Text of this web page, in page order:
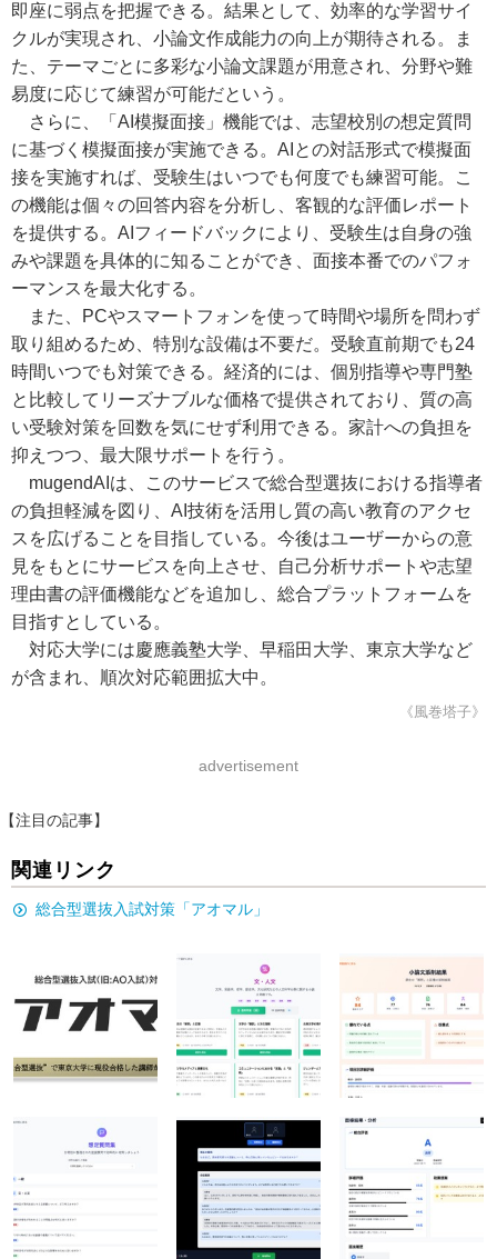
即座に弱点を把握できる。結果として、効率的な学習サイ
クルが実現され、小論文作成能力の向上が期待される。ま
た、テーマごとに多彩な小論文課題が用意され、分野や難
易度に応じて練習が可能だという。
さらに、「AI模擬面接」機能では、志望校別の想定質問
に基づく模擬面接が実施できる。AIとの対話形式で模擬面
接を実施すれば、受験生はいつでも何度でも練習可能。こ
の機能は個々の回答内容を分析し、客観的な評価レポート
を提供する。AIフィードバックにより、受験生は自身の強
みや課題を具体的に知ることができ、面接本番でのパフォ
ーマンスを最大化する。
また、PCやスマートフォンを使って時間や場所を問わず
取り組めるため、特別な設備は不要だ。受験直前期でも24
時間いつでも対策できる。経済的には、個別指導や専門塾
と比較してリーズナブルな価格で提供されており、質の高
い受験対策を回数を気にせず利用できる。家計への負担を
抑えつつ、最大限サポートを行う。
mugendAIは、このサービスで総合型選抜における指導者
の負担軽減を図り、AI技術を活用し質の高い教育のアクセ
スを広げることを目指している。今後はユーザーからの意
見をもとにサービスを向上させ、自己分析サポートや志望
理由書の評価機能などを追加し、総合プラットフォームを
目指すとしている。
対応大学には慶應義塾大学、早稲田大学、東京大学など
が含まれ、順次対応範囲拡大中。
《風巻塔子》
advertisement
【注目の記事】
関連リンク
総合型選抜入試対策「アオマル」